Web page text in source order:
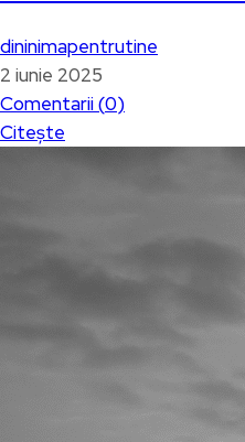
dininimapentrutine
2 iunie 2025
Comentarii (0)
Citește